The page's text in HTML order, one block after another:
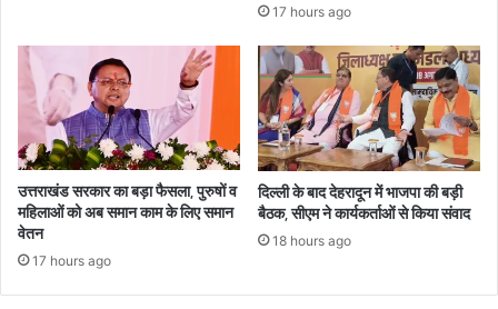
17 hours ago
उत्तराखंड सरकार का बड़ा फैसला, पुरुषों व
महिलाओं को अब समान काम के लिए समान
वेतन
17 hours ago
दिल्ली के बाद देहरादून में भाजपा की बड़ी
बैठक, सीएम ने कार्यकर्ताओं से किया संवाद
18 hours ago